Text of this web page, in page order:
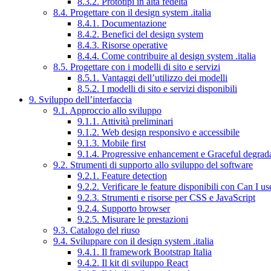
8.4. Progettare con il design system .italia
8.4.1. Documentazione
8.4.2. Benefici del design system
8.4.3. Risorse operative
8.4.4. Come contribuire al design system .italia
8.5. Progettare con i modelli di sito e servizi
8.5.1. Vantaggi dell’utilizzo dei modelli
8.5.2. I modelli di sito e servizi disponibili
9. Sviluppo dell’interfaccia
9.1. Approccio allo sviluppo
9.1.1. Attività preliminari
9.1.2. Web design responsivo e accessibile
9.1.3. Mobile first
9.1.4. Progressive enhancement e Graceful
9.2. Strumenti di supporto allo sviluppo del software
9.2.1. Feature detection
9.2.2. Verificare le feature disponibili con Can I
9.2.3. Strumenti e risorse per CSS e JavaScript
9.2.4. Supporto browser
9.2.5. Misurare le prestazioni
9.3. Catalogo del riuso
9.4. Sviluppare con il design system .italia
9.4.1. Il framework Bootstrap Italia
9.4.2. Il kit di sviluppo React